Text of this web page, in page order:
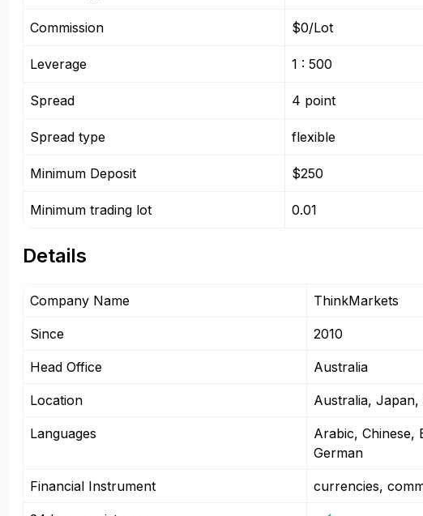
Commission
Leverage
Spread
Spread type
Minimum Deposit
Minimum trading lot
$0/Lot
1 : 500
4 point
flexible
$250
0.01
Details
Company Name ThinkMarkets
Since 2010
Head Office Australia
Location Australia,
Languages
Arabic, Chinese,
German
Financial Instrument currencies,